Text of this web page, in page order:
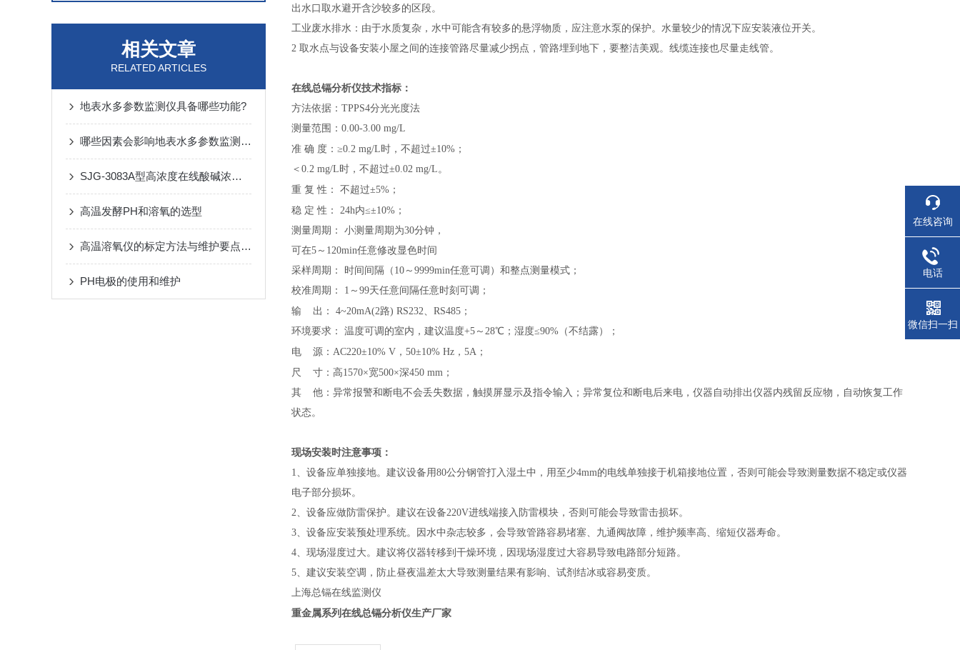
相关文章
RELATED ARTICLES
地表水多参数监测仪具备哪些功能?
哪些因素会影响地表水多参数监测仪的准确性？
SJG-3083A型高浓度在线酸碱浓度计说明书
高温发酵PH和溶氧的选型
高温溶氧仪的标定方法与维护要点分享
PH电极的使用和维护
出水口取水避开含沙较多的区段。
工业废水排水：由于水质复杂，水中可能含有较多的悬浮物质，应注意水泵的保护。水量较少的情况下应安装液位开关。
2 取水点与设备安装小屋之间的连接管路尽量减少拐点，管路埋到地下，要整洁美观。线缆连接也尽量走线管。
在线总镉分析仪技术指标：
方法依据：TPPS4分光光度法
测量范围：0.00-3.00 mg/L
准 确 度：≥0.2 mg/L时，不超过±10%；
＜0.2 mg/L时，不超过±0.02 mg/L。
重 复 性： 不超过±5% ；
稳 定 性： 24h内≤±10% ；
测量周期： 小测量周期为30分钟，
可在5～120min任意修改显色时间
采样周期： 时间间隔（10～9999min任意可调）和整点测量模式 ；
校准周期： 1～99天任意间隔任意时刻可调 ；
输
出： 4~20mA(2路) RS232、RS485 ；
环境要求： 温度可调的室内，建议温度+5～28℃；湿度≤90%（不结露）
；
电
源：AC220±10% V，50±10% Hz，5A ；
尺
寸：高1570×宽500×深450 mm ；
其 他： 异常报警和断电不会丢失数据 ， 触摸屏显示及指令输入 ； 异常复位和断电后来电，仪器自动排出仪器内残留反应物，自动恢复工作
状态。
现场安装时注意事项：
1、设备应单独接地。建议设备用80公分钢管打入湿土中，用至少4mm的电线单独接于机箱接地位置，否则可能会导致测量数据不稳定或仪器
电子部分损坏。
2、设备应做防雷保护。建议在设备220V进线端接入防雷模块，否则可能会导致雷击损坏。
3、设备应安装预处理系统。因水中杂志较多，会导致管路容易堵塞、九通阀故障，维护频率高、缩短仪器寿命。
4、现场湿度过大。建议将仪器转移到干燥环境，因现场湿度过大容易导致电路部分短路。
5、建议安装空调，防止昼夜温差太大导致测量结果有影响、试剂结冰或容易变质。
上海总镉在线监测仪
重金属系列在线总镉分析仪生产厂家
在线咨询
电话
微信扫一扫